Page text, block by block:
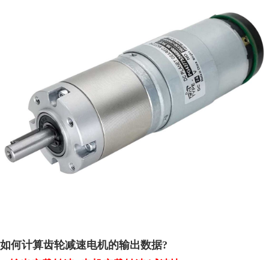
如何计算齿轮减速电机的输出数据?